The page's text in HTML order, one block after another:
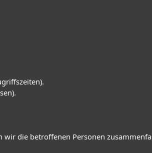
die betroffenen Personen